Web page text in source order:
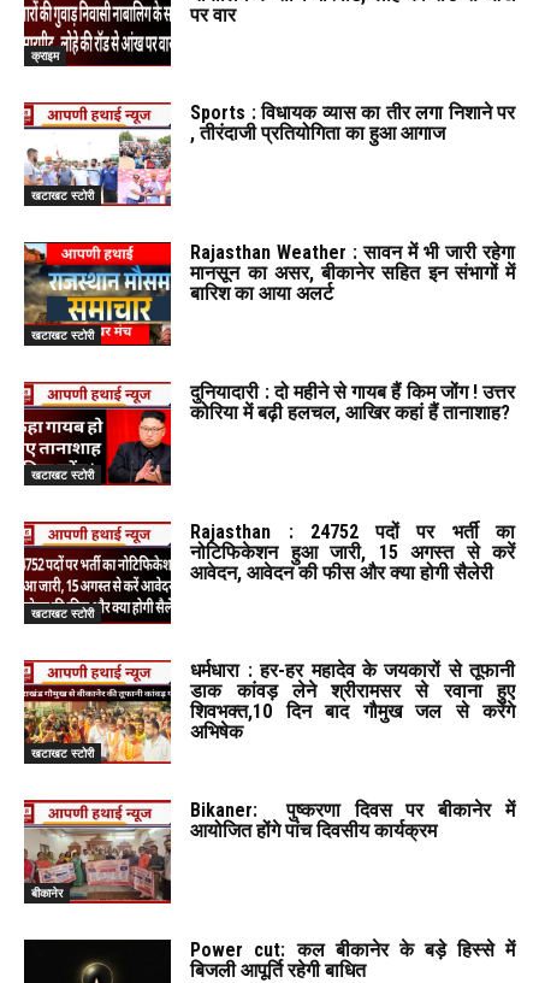
क्राइम
पर वार
खटाखट स्टोरी
Sports : विधायक व्यास का तीर लगा निशाने पर
, तीरंदाजी प्रतियोगिता का हुआ आगाज
खटाखट स्टोरी
Rajasthan Weather : सावन में भी जारी रहेगा
मानसून का असर, बीकानेर सहित इन संभागों में
बारिश का आया अलर्ट
खटाखट स्टोरी
दुनियादारी : दो महीने से गायब हैं किम जोंग ! उत्तर
कोरिया में बढ़ी हलचल, आखिर कहां हैं तानाशाह?
खटाखट स्टोरी
Rajasthan : 24752 पदों पर भर्ती का
नोटिफिकेशन हुआ जारी, 15 अगस्त से करें
आवेदन, आवेदन की फीस और क्या होगी सैलेरी
खटाखट स्टोरी
धर्मधारा : हर-हर महादेव के जयकारों से तूफानी
डाक कांवड़ लेने श्रीरामसर से रवाना हुए
शिवभक्त,10 दिन बाद गौमुख जल से करेंगे
अभिषेक
बीकानेर
Bikaner: पुष्करणा दिवस पर बीकानेर में
आयोजित होंगे पांच दिवसीय कार्यक्रम
Power cut: कल बीकानेर के बड़े हिस्से में
बिजली आपूर्ति रहेगी बाधित